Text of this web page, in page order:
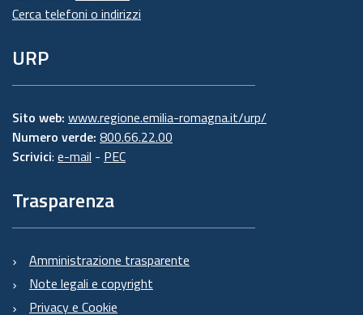
Cerca telefoni o indirizzi
URP
Sito web: www.regione.emilia-romagna.it/urp/
Numero verde: 800.66.22.00
Scrivici: e-mail - PEC
Trasparenza
Amministrazione trasparente
Note legali e copyright
Privacy e Cookie